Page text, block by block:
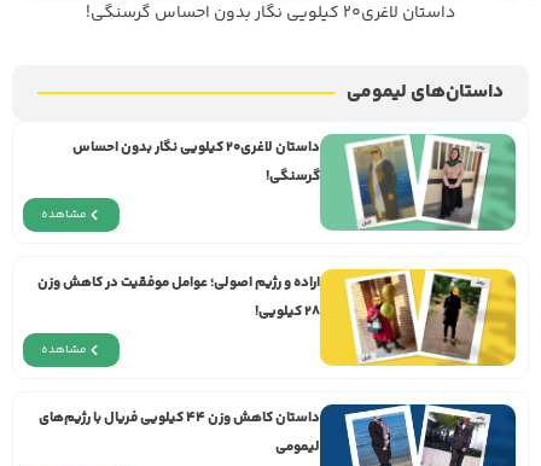
داستان لاغری۲۰ کیلویی نگار بدون احساس گرسنگی!
داستان‌های لیمومی
داستان لاغری۲۰ کیلویی نگار بدون احساس
گرسنگی!
مشاهده
اراده و رژيم اصولی؛ عوامل موفقیت در کاهش وزن
۲۸ کیلویی!
مشاهده
داستان کاهش وزن ۴۴ کیلویی فریال با رژیم‌های
لیمومی